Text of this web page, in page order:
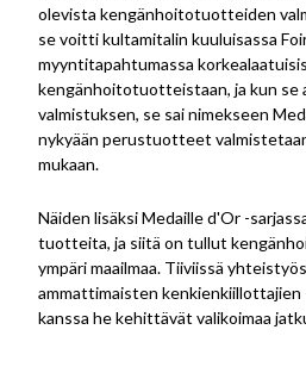
olevista kengänhoitotuotteiden
se voitti kultamitalin kuuluisassa
myyntitapahtumassa
kengänhoitotuotteistaan, ja kun se
valmistuksen, se sai nimekseen
nykyään perustuotteet
mukaan.
Näiden lisäksi Medaille d'Or -
tuotteita, ja siitä on tullut
ympäri maailmaa. Tiiviissä
ammattimaisten kenkienkiillottajien
kanssa he kehittävät valikoimaa